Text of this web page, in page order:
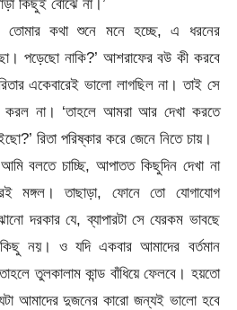
কথা শুনে মনে হচ্ছে, এ ধরনের
পড়েছো নাকি?’ আশরাফের বউ কী করবে
একেবারেই ভালো লাগছিল না। তাই সে
করল না। ‘তাহলে আমরা আর দেখা করতে
রিতা পরিষ্কার করে জেনে নিতে চায়।
বলতে চাচ্ছি, আপাতত কিছুদিন দেখা না
মঙ্গল। তাছাড়া, ফোনে তো যোগাযোগ
দরকার যে, ব্যাপারটা সে যেরকম ভাবছে
নয়। ও যদি একবার আমাদের বর্তমান
তুলকালাম কান্ড বাঁধিয়ে ফেলবে। হয়তো
আমাদের দুজনের কারো জন্যই ভালো হবে